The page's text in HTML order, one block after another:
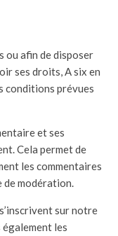
ou afin de disposer
ses droits, A six en
conditions prévues
et ses
Cela permet de
les commentaires
de modération.
sur notre
les